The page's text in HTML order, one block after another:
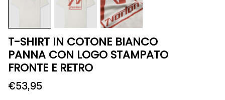
T-SHIRT IN COTONE BIANCO
PANNA CON LOGO STAMPATO
FRONTE E RETRO
€53,95